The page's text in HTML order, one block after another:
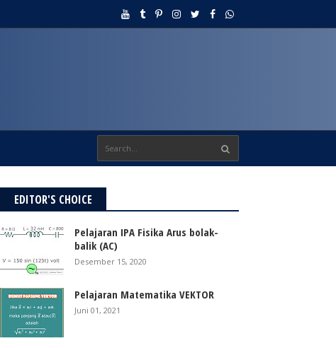
EDITOR'S CHOICE
Pelajaran IPA Fisika Arus bolak-
balik (AC)
Desember 15, 2020
Pelajaran Matematika VEKTOR
Juni 01, 2021